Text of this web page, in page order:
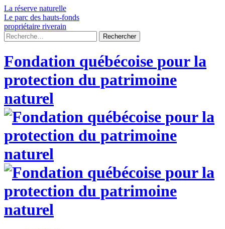
Skip
to
content
La réserve naturelle
Le parc des hauts-fonds
propriétaire riverain
Rechercher :
Fondation québécoise pour la
protection du patrimoine
naturel